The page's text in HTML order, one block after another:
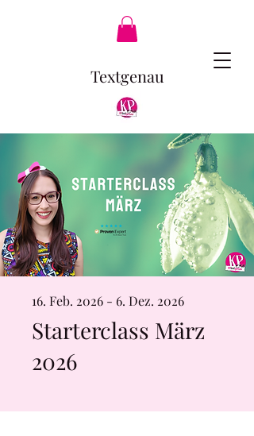
Textgenau
Starterclass März
2026
16. Feb. 2026 - 6. Dez. 2026